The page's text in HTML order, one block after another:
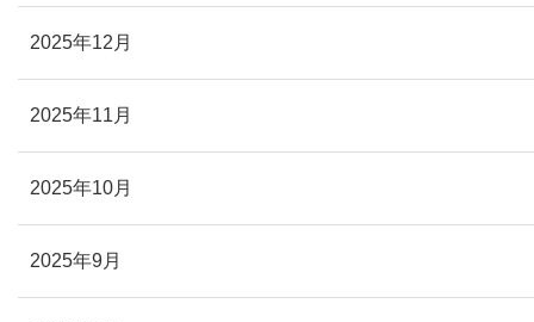
2025年12月
2025年11月
2025年10月
2025年9月